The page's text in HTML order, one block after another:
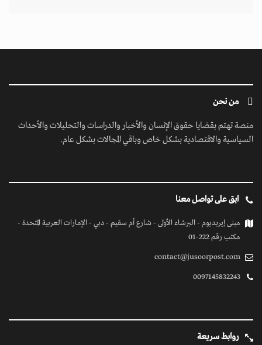
من نحن
منصة تهتم بقضايا حقوق الإنسان والأخبار والدراسات والتحليلات والأحداث
السياسية والاقتصادية بشكل خاص وباقي المجالات بشكل عام.
ابق على تواصل معنا
مبنى إيريديوم - البرشاء الأولى - شارع أم سقيم - دبي - الإمارات العربية المتحدة -
مكتب رقم 222-01
contact@jusoorpost.com
0097145832243
روابط سريعة